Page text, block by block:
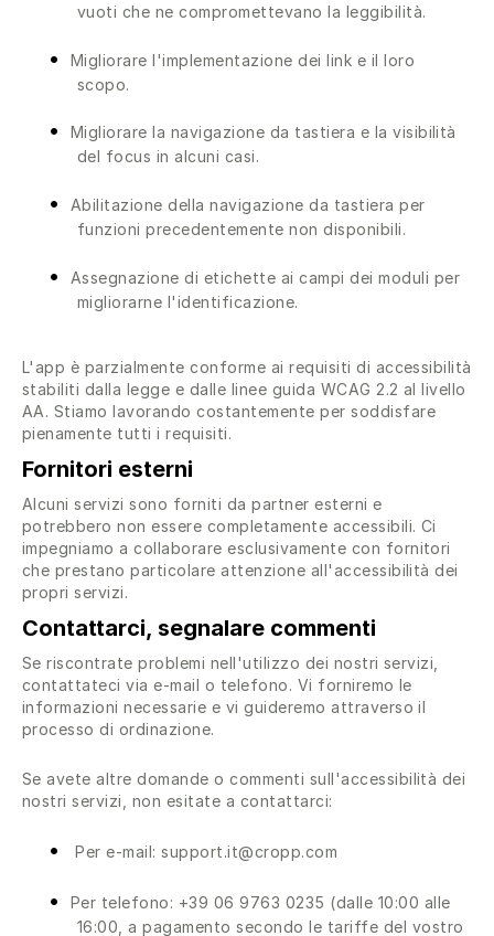
vuoti che ne compromettevano la leggibilità.
Migliorare l'implementazione dei link e il loro
scopo.
Migliorare la navigazione da tastiera e la visibilità
del focus in alcuni casi.
Abilitazione della navigazione da tastiera per
funzioni precedentemente non disponibili.
Assegnazione di etichette ai campi dei moduli per
migliorarne l'identificazione.
L'app è parzialmente conforme ai requisiti di accessibilità
stabiliti dalla legge e dalle linee guida WCAG 2.2 al livello
AA. Stiamo lavorando costantemente per soddisfare
pienamente tutti i requisiti.
Fornitori esterni
Alcuni servizi sono forniti da partner esterni e
potrebbero non essere completamente accessibili. Ci
impegniamo a collaborare esclusivamente con fornitori
che prestano particolare attenzione all'accessibilità dei
propri servizi.
Contattarci, segnalare commenti
Se riscontrate problemi nell'utilizzo dei nostri servizi,
contattateci via e-mail o telefono. Vi forniremo le
informazioni necessarie e vi guideremo attraverso il
processo di ordinazione.
Se avete altre domande o commenti sull'accessibilità dei
nostri servizi, non esitate a contattarci:
Per e-mail: support.it@cropp.com
Per telefono: +39 06 9763 0235 (dalle 10:00 alle
16:00, a pagamento secondo le tariffe del vostro